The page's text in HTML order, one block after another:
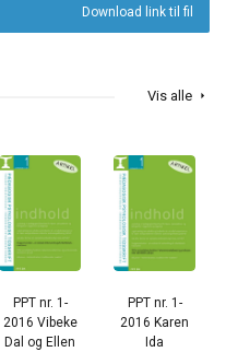
Download link til fil
Vis alle arrow_right
PPT nr. 1-
2016 Vibeke
Dal og Ellen
PPT nr. 1-
2016 Karen
Ida